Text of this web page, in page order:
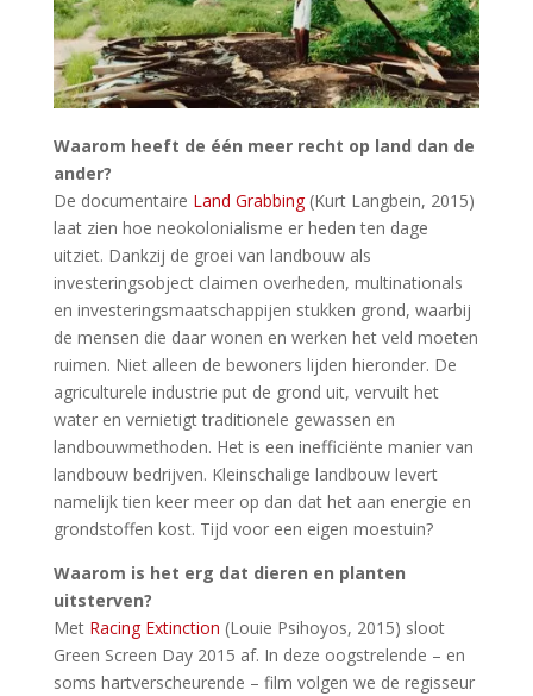
Waarom heeft de één meer recht op land dan de
ander?
De documentaire Land Grabbing(Kurt Langbein, 2015)
laat zien hoe neokolonialisme er heden ten dage
uitziet. Dankzij de groei van landbouw als
investeringsobject claimen overheden, multinationals
en investeringsmaatschappijen stukken grond, waarbij
de mensen die daar wonen en werken het veld moeten
ruimen. Niet alleen de bewoners lijden hieronder. De
agriculturele industrie put de grond uit, vervuilt het
water en vernietigt traditionele gewassen en
landbouwmethoden. Het is een inefficiënte manier van
landbouw bedrijven. Kleinschalige landbouw levert
namelijk tien keer meer op dan dat het aan energie en
grondstoffen kost. Tijd voor een eigen moestuin?
Waarom is het erg dat dieren en planten
uitsterven?
Met Racing Extinction (Louie Psihoyos, 2015) sloot
Green Screen Day 2015 af. In deze oogstrelende – en
soms hartverscheurende – film volgen we de regisseur